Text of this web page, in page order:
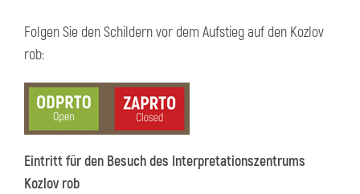
Folgen Sie den Schildern vor dem Aufstieg auf den Kozlov
rob:
Eintritt für den Besuch des Interpretationszentrums
Kozlov rob